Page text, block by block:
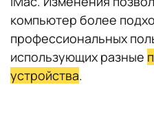
компьютер более
профессиональных
использующих разные
устройства.